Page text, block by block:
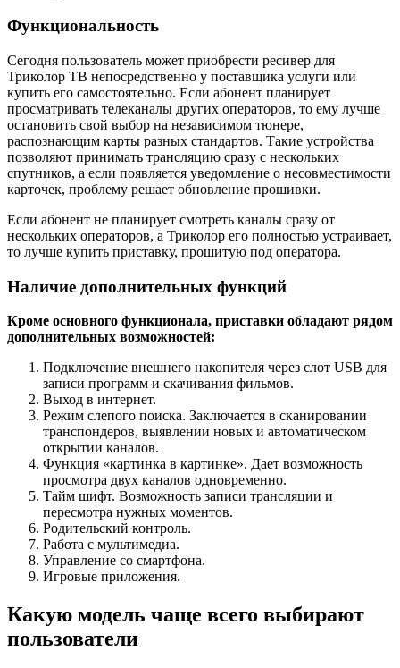
Функциональность
Сегодня пользователь может приобрести ресивер для
Триколор ТВ непосредственно у поставщика услуги или
купить его самостоятельно. Если абонент планирует
просматривать телеканалы других операторов, то ему лучше
остановить свой выбор на независимом тюнере,
распознающим карты разных стандартов. Такие устройства
позволяют принимать трансляцию сразу с нескольких
спутников, а если появляется уведомление о несовместимости
карточек, проблему решает обновление прошивки.
Если абонент не планирует смотреть каналы сразу от
нескольких операторов, а Триколор его полностью устраивает,
то лучше купить приставку, прошитую под оператора.
Наличие дополнительных функций
Кроме основного функционала, приставки обладают рядом
дополнительных возможностей:
Подключение внешнего накопителя через слот USB для
записи программ и скачивания фильмов.
Выход в интернет.
Режим слепого поиска. Заключается в сканировании
транспондеров, выявлении новых и автоматическом
открытии каналов.
Функция «картинка в картинке». Дает возможность
просмотра двух каналов одновременно.
Тайм шифт. Возможность записи трансляции и
пересмотра нужных моментов.
Родительский контроль.
Работа с мультимедиа.
Управление со смартфона.
Игровые приложения.
Какую модель чаще всего выбирают
пользователи